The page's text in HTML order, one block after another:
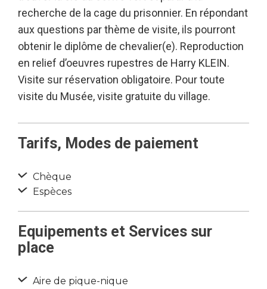
recherche de la cage du prisonnier. En répondant
aux questions par thème de visite, ils pourront
obtenir le diplôme de chevalier(e). Reproduction
en relief d’oeuvres rupestres de Harry KLEIN.
Visite sur réservation obligatoire. Pour toute
visite du Musée, visite gratuite du village.
Tarifs, Modes de paiement
Chèque
Espèces
Equipements et Services sur
place
Aire de pique-nique